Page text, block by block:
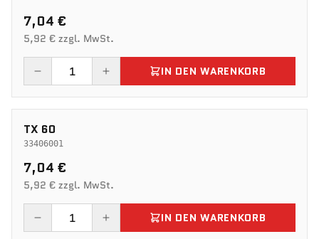
7,04 €
5,92 € zzgl. MwSt.
IN DEN WARENKORB
TX 60
33406001
7,04 €
5,92 € zzgl. MwSt.
IN DEN WARENKORB